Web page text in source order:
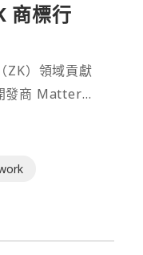
商標行
ZK）領域貢獻
發商 Matter
是對加密社群